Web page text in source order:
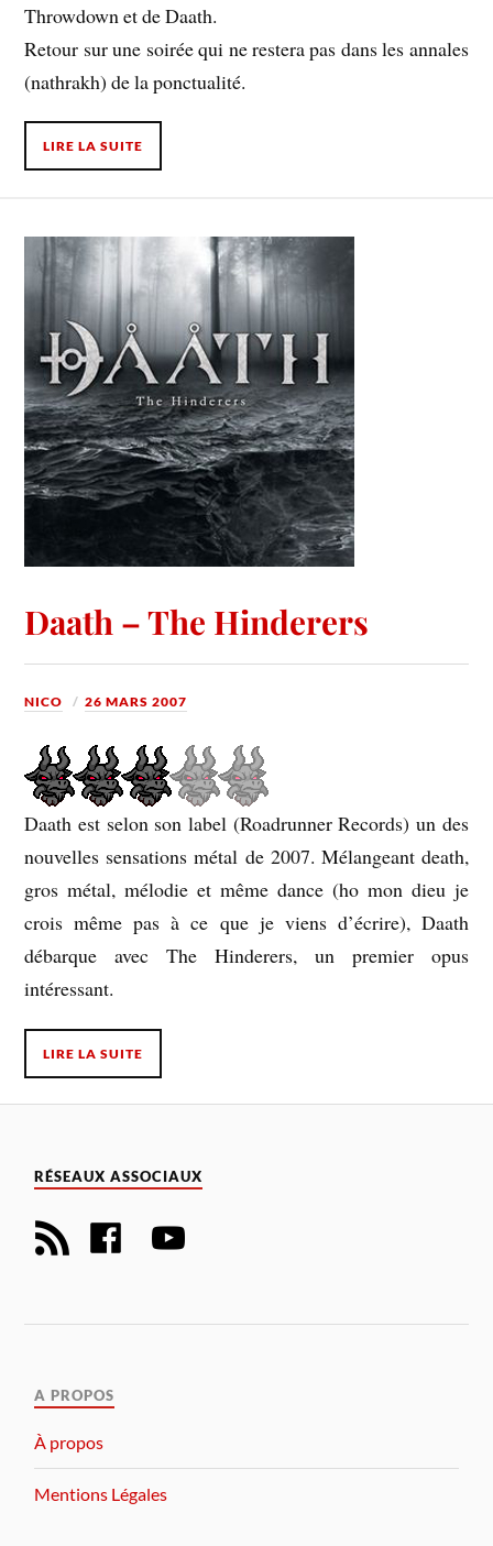
Throwdown et de Daath.
Retour sur une soirée qui ne restera pas dans les annales
(nathrakh) de la ponctualité.
LIRE LA SUITE
Daath – The Hinderers
NICO 26 MARS 2007
Daath est selon son label (Roadrunner Records) un des
nouvelles sensations métal de 2007. Mélangeant death,
gros métal, mélodie et même dance (ho mon dieu je
crois même pas à ce que je viens d’écrire), Daath
débarque avec The Hinderers, un premier opus
intéressant.
LIRE LA SUITE
RÉSEAUX ASSOCIAUX
A PROPOS
À propos
Mentions Légales